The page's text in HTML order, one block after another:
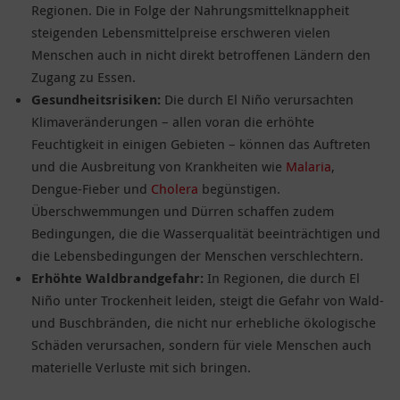
Regionen. Die in Folge der Nahrungsmittelknappheit
steigenden Lebensmittelpreise erschweren vielen
Menschen auch in nicht direkt betroffenen Ländern den
Zugang zu Essen.
Gesundheitsrisiken: Die durch El Niño verursachten
Klimaveränderungen – allen voran die erhöhte
Feuchtigkeit in einigen Gebieten – können das Auftreten
und die Ausbreitung von Krankheiten wie Malaria,
Dengue-Fieber und Cholera begünstigen.
Überschwemmungen und Dürren schaffen zudem
Bedingungen, die die Wasserqualität beeinträchtigen und
die Lebensbedingungen der Menschen verschlechtern.
Erhöhte Waldbrandgefahr: In Regionen, die durch El
Niño unter Trockenheit leiden, steigt die Gefahr von Wald-
und Buschbränden, die nicht nur erhebliche ökologische
Schäden verursachen, sondern für viele Menschen auch
materielle Verluste mit sich bringen.